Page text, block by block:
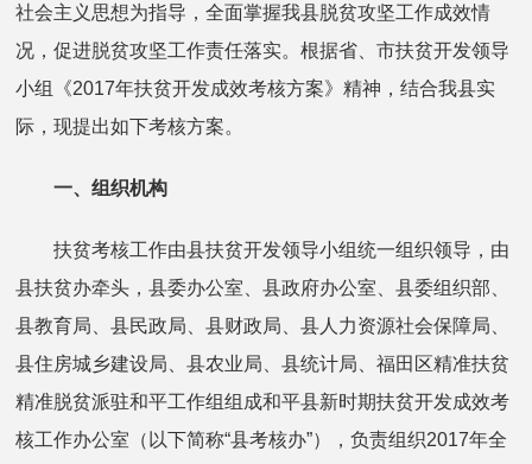
社会主义思想为指导，全面掌握我县脱贫攻坚工作成效情
况，促进脱贫攻坚工作责任落实。根据省、市扶贫开发领导
小组《2017年扶贫开发成效考核方案》精神，结合我县实
际，现提出如下考核方案。
一、组织机构
扶贫考核工作由县扶贫开发领导小组统一组织领导，由
县扶贫办牵头，县委办公室、县政府办公室、县委组织部、
县教育局、县民政局、县财政局、县人力资源社会保障局、
县住房城乡建设局、县农业局、县统计局、福田区精准扶贫
精准脱贫派驻和平工作组组成和平县新时期扶贫开发成效考
核工作办公室（以下简称“县考核办”），负责组织2017年全